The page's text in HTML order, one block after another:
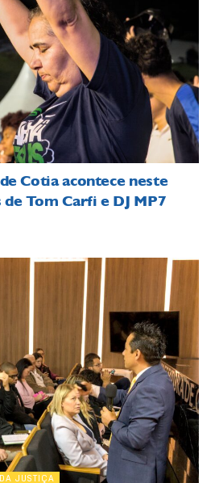
Cotia acontece neste
Tom Carfi e DJ MP7
JUSTIÇA